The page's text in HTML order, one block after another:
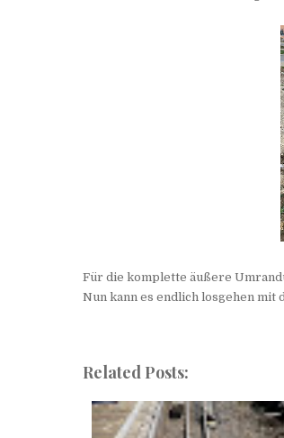
Für die komplette äußere
Nun kann es endlich losgehen mit
Related Posts: